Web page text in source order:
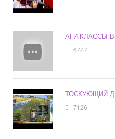
АГИ КЛАССЫ
6727
ТОСКУЮЩИЙ
7126